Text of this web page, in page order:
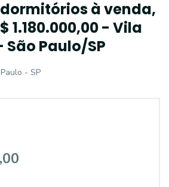
à venda,
1.180.000,00 - Vila
Paulo/SP
- SP